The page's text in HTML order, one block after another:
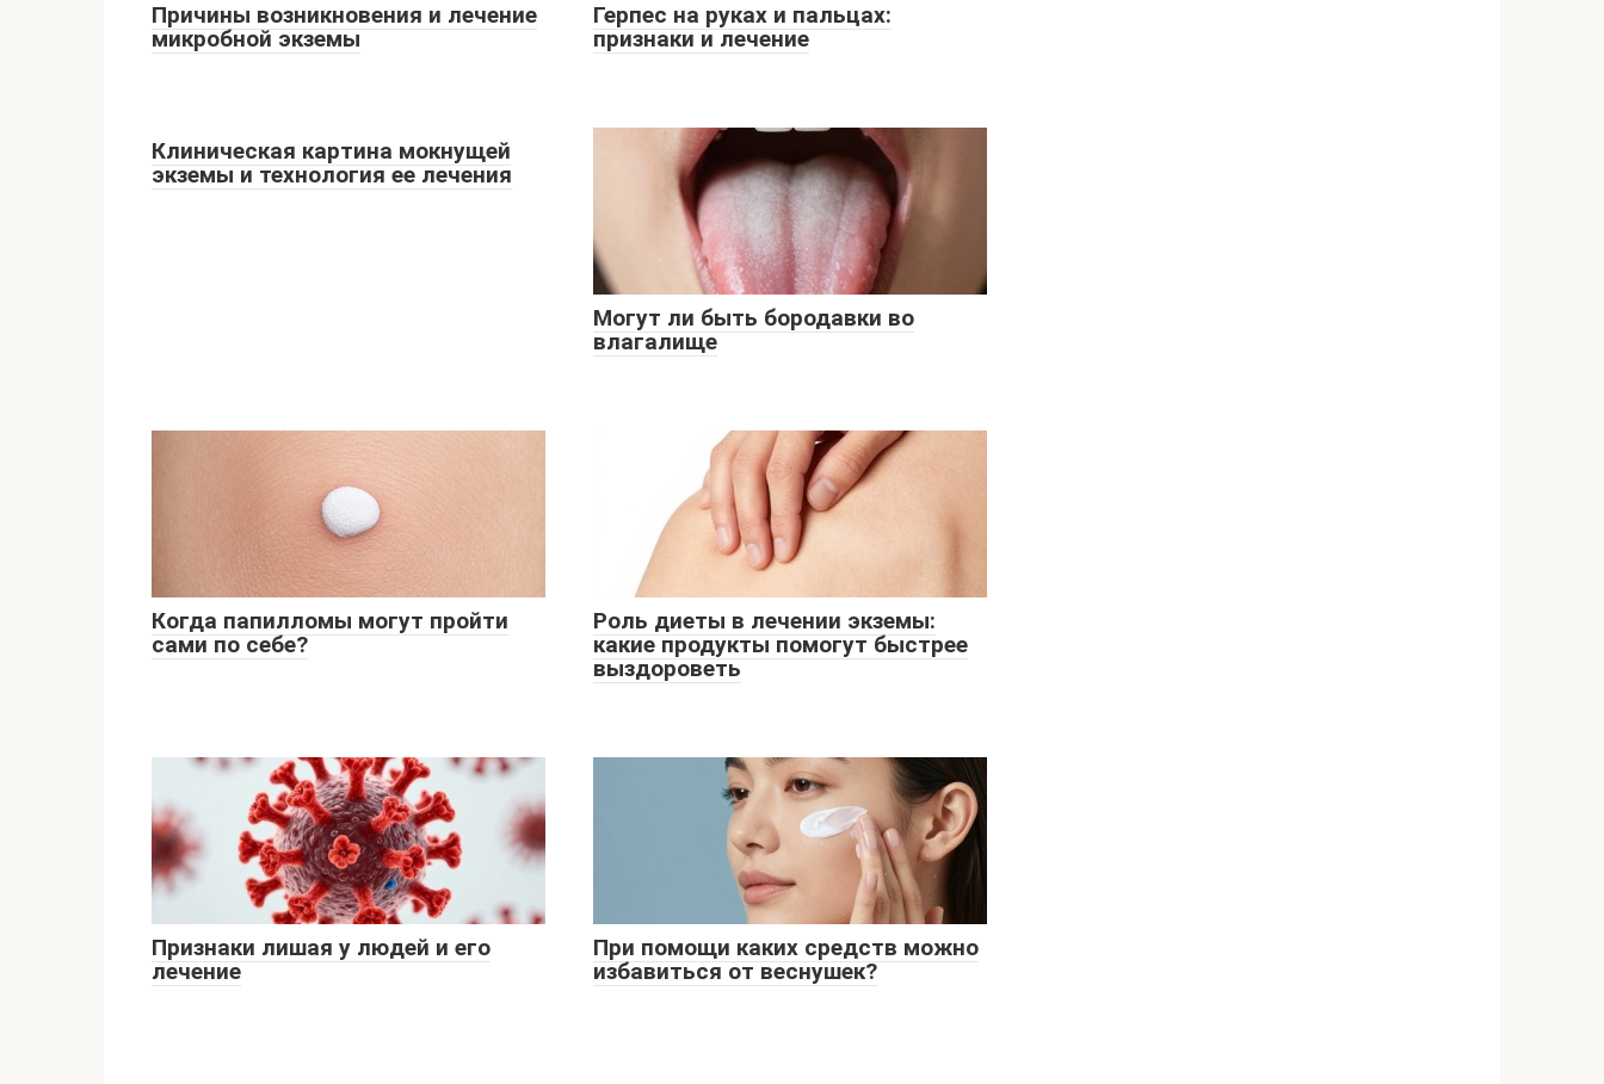
Причины возникновения и лечение
микробной экземы
Герпес на руках и пальцах:
признаки и лечение
Клиническая картина мокнущей
экземы и технология ее лечения
Могут ли быть бородавки во
влагалище
Когда папилломы могут пройти
сами по себе?
Роль диеты в лечении экземы:
какие продукты помогут быстрее
выздороветь
Признаки лишая у людей и его
лечение
При помощи каких средств можно
избавиться от веснушек?